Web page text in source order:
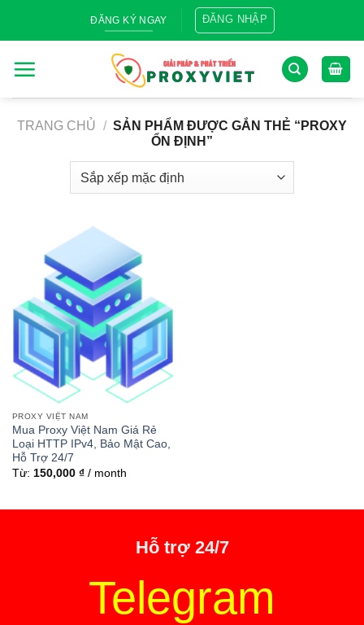
ĐĂNG KÝ NGAY ĐĂNG NHẬP
TRANG CHỦ / SẢN PHẨM ĐƯỢC GẮN THẺ “PROXY
ỔN ĐỊNH”
PROXY VIỆT NAM
Mua Proxy Việt Nam Giá Rẻ
Loại HTTP IPv4, Bảo Mật Cao,
Hỗ Trợ 24/7
Từ: 150,000 ₫ / month
Hỗ trợ 24/7
Telegram